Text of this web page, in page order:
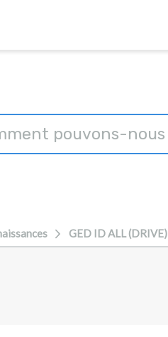
GED ID ALL (DRIVE)